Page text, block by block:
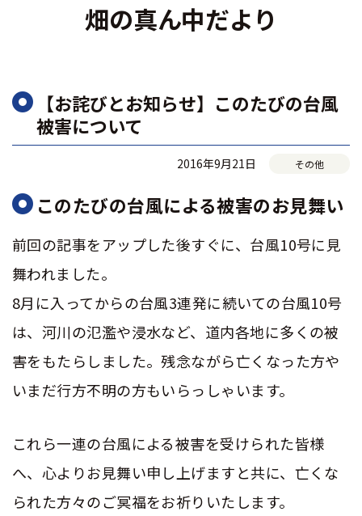
畑の真ん中だより
【お詫びとお知らせ】このたびの台風
被害について
2016年9月21日 その他
このたびの台風による被害のお見舞い
前回の記事をアップした後すぐに、台風10号に見
舞われました。
8月に入ってからの台風3連発に続いての台風10号
は、河川の氾濫や浸水など、道内各地に多くの被
害をもたらしました。残念ながら亡くなった方や
いまだ行方不明の方もいらっしゃいます。
これら一連の台風による被害を受けられた皆様
へ、心よりお見舞い申し上げますと共に、亡くな
られた方々のご冥福をお祈りいたします。